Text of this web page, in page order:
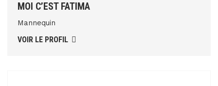
MOI C’EST FATIMA
Mannequin
VOIR LE PROFIL